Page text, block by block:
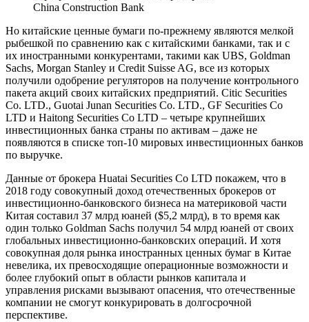
China Construction Bank
Но китайские ценные бумаги по-прежнему являются мелкой
рыбешкой по сравнению как с китайскими банками, так и с
их иностранными конкурентами, такими как UBS, Goldman
Sachs, Morgan Stanley и Credit Suisse AG, все из которых
получили одобрение регуляторов на получение контрольного
пакета акций своих китайских предприятий. Citic Securities
Co. LTD., Guotai Junan Securities Co. LTD., GF Securities Co
LTD и Haitong Securities Co LTD – четыре крупнейших
инвестиционных банка страны по активам – даже не
появляются в списке топ-10 мировых инвестиционных банков
по выручке.
Данные от брокера Huatai Securities Co LTD покажем, что в
2018 году совокупный доход отечественных брокеров от
инвестиционно-банковского бизнеса на материковой части
Китая составил 37 млрд юаней ($5,2 млрд), в то время как
один только Goldman Sachs получил 54 млрд юаней от своих
глобальных инвестиционно-банковских операций. И хотя
совокупная доля рынка иностранных ценных бумаг в Китае
невелика, их превосходящие операционные возможности и
более глубокий опыт в области рынков капитала и
управления рисками вызывают опасения, что отечественные
компании не смогут конкурировать в долгосрочной
перспективе.